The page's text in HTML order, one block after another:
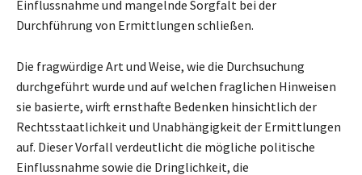
Einflussnahme und mangelnde Sorgfalt bei der
Durchführung von Ermittlungen schließen.
Die fragwürdige Art und Weise, wie die Durchsuchung
durchgeführt wurde und auf welchen fraglichen Hinweisen
sie basierte, wirft ernsthafte Bedenken hinsichtlich der
Rechtsstaatlichkeit und Unabhängigkeit der Ermittlungen
auf. Dieser Vorfall verdeutlicht die mögliche politische
Einflussnahme sowie die Dringlichkeit, die